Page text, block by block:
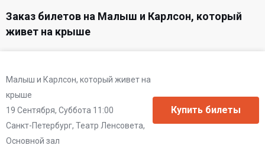
Заказ билетов на Малыш и Карлсон, который
живет на крыше
Малыш и Карлсон, который живет на
крыше
19 Сентября, Суббота 11:00
Санкт-Петербург, Театр Ленсовета,
Основной зал